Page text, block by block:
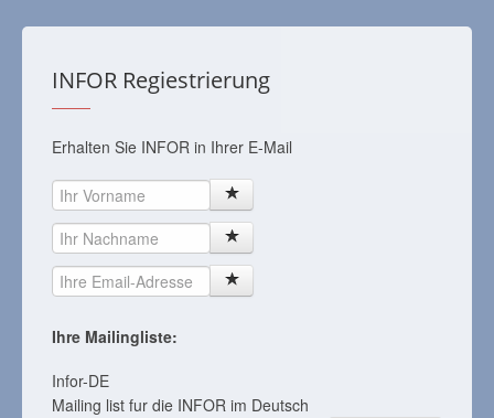
INFOR Regiestrierung
Erhalten Sie INFOR in Ihrer E-Mail
Ihre Mailingliste:
Infor-DE
Mailing list fur die INFOR im Deutsch